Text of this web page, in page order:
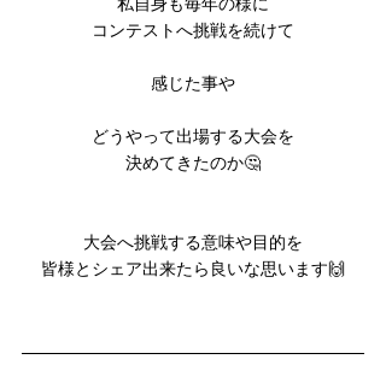
コンテストへ挑戦を続けて
感じた事や
どうやって出場する大会を
決めてきたのか🤔
大会へ挑戦する意味や目的を
皆様とシェア出来たら良いな思います🙌